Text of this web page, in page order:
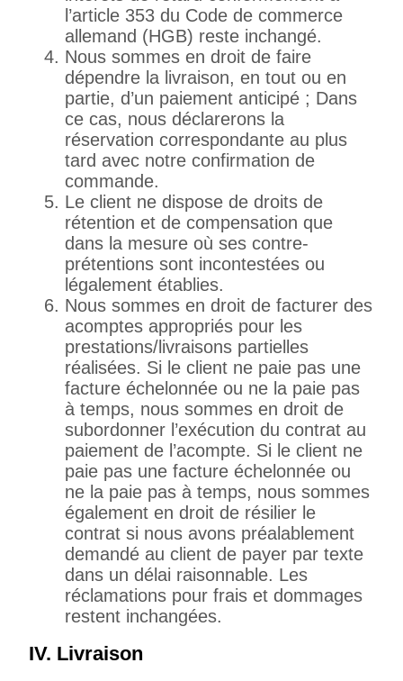
l’article 353 du Code de commerce
allemand (HGB) reste inchangé.
Nous sommes en droit de faire
dépendre la livraison, en tout ou en
partie, d’un paiement anticipé ; Dans
ce cas, nous déclarerons la
réservation correspondante au plus
tard avec notre confirmation de
commande.
Le client ne dispose de droits de
rétention et de compensation que
dans la mesure où ses contre-
prétentions sont incontestées ou
légalement établies.
Nous sommes en droit de facturer des
acomptes appropriés pour les
prestations/livraisons partielles
réalisées. Si le client ne paie pas une
facture échelonnée ou ne la paie pas
à temps, nous sommes en droit de
subordonner l’exécution du contrat au
paiement de l’acompte. Si le client ne
paie pas une facture échelonnée ou
ne la paie pas à temps, nous sommes
également en droit de résilier le
contrat si nous avons préalablement
demandé au client de payer par texte
dans un délai raisonnable. Les
réclamations pour frais et dommages
restent inchangées.
IV. Livraison